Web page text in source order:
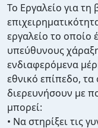
Το Εργαλείο για τη
εργαλείο το οποίο
υπεύθυνους
ενδιαφερόμενα
εθνικό επίπεδο,
διερευνήσουν με
μπορεί:
• Να στηρίξει τις